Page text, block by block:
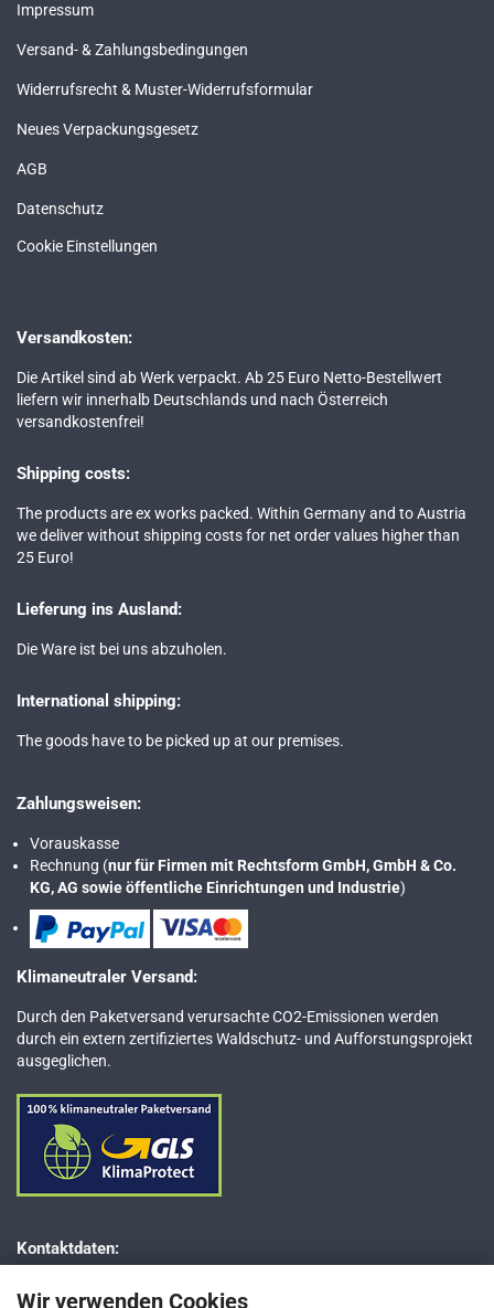
Wir verwenden Cookies
Impressum
Versand- & Zahlungsbedingungen
Widerrufsrecht & Muster-Widerrufsformular
Neues Verpackungsgesetz
AGB
Datenschutz
Cookie Einstellungen
Versandkosten:
Die Artikel sind ab Werk verpackt. Ab 25 Euro Netto-Bestellwert
liefern wir innerhalb Deutschlands und nach Österreich
versandkostenfrei!
Shipping costs:
The products are ex works packed. Within Germany and to Austria
we deliver without shipping costs for net order values higher than
25 Euro!
Lieferung ins Ausland:
Die Ware ist bei uns abzuholen.
International shipping:
The goods have to be picked up at our premises.
Zahlungsweisen:
Vorauskasse
Rechnung (nur für Firmen mit Rechtsform GmbH, GmbH & Co.
KG, AG sowie öffentliche Einrichtungen und Industrie)
Klimaneutraler Versand:
Durch den Paketversand verursachte CO2-Emissionen werden
durch ein extern zertifiziertes Waldschutz- und Aufforstungsprojekt
ausgeglichen.
Kontaktdaten: